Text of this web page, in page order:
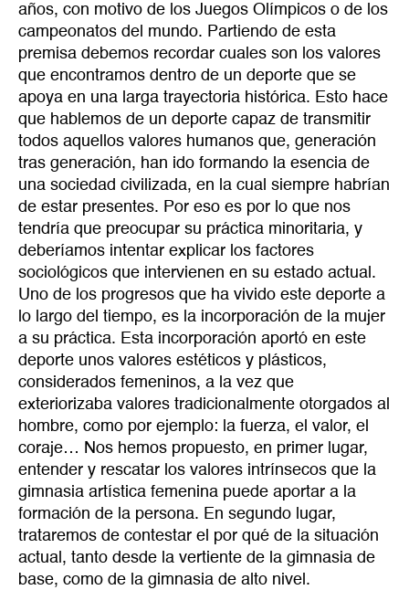
años, con motivo de los Juegos Olímpicos o de los
campeonatos del mundo. Partiendo de esta
premisa debemos recordar cuales son los valores
que encontramos dentro de un deporte que se
apoya en una larga trayectoria histórica. Esto hace
que hablemos de un deporte capaz de transmitir
todos aquellos valores humanos que, generación
tras generación, han ido formando la esencia de
una sociedad civilizada, en la cual siempre habrían
de estar presentes. Por eso es por lo que nos
tendría que preocupar su práctica minoritaria, y
deberíamos intentar explicar los factores
sociológicos que intervienen en su estado actual.
Uno de los progresos que ha vivido este deporte a
lo largo del tiempo, es la incorporación de la mujer
a su práctica. Esta incorporación aportó en este
deporte unos valores estéticos y plásticos,
considerados femeninos, a la vez que
exteriorizaba valores tradicionalmente otorgados al
hombre, como por ejemplo: la fuerza, el valor, el
coraje… Nos hemos propuesto, en primer lugar,
entender y rescatar los valores intrínsecos que la
gimnasia artística femenina puede aportar a la
formación de la persona. En segundo lugar,
trataremos de contestar el por qué de la situación
actual, tanto desde la vertiente de la gimnasia de
base, como de la gimnasia de alto nivel.